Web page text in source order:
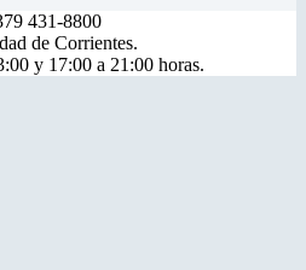
431-8800
de Corrientes.
y 17:00 a 21:00 horas.